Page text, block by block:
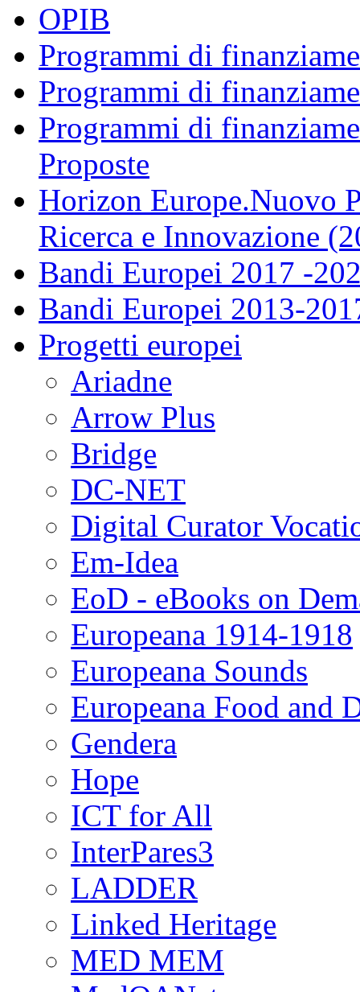
OPIB
Programmi di
Programmi di
Programmi di
Proposte
Horizon Europe.Nuovo
Ricerca e Innovazione
Bandi Europei 2017 -
Bandi Europei 2013-
Progetti europei
Ariadne
Arrow Plus
Bridge
DC-NET
Digital Curator
Em-Idea
EoD - eBooks on
Europeana 1914-1918
Europeana Sounds
Europeana Food and
Gendera
Hope
ICT for All
InterPares3
LADDER
Linked Heritage
MED MEM